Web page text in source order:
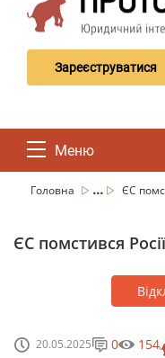
Зареєструватися
Меню
Головна ... ЄС
ЄС помстився
20.05.2025 0 154